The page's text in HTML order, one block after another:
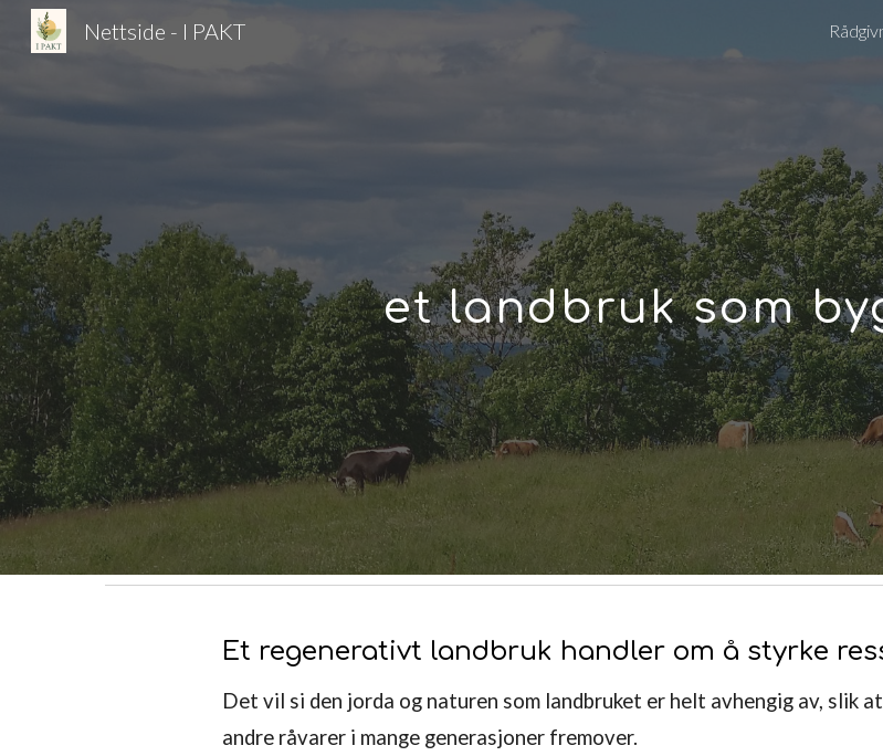
Nettside - I PAKT
et landbruk som
Et regenerativt landbruk handler om å styrke
Det vil si den jorda og naturen som landbruket er helt avhengig av, slik
andre råvarer i mange generasjoner fremover.